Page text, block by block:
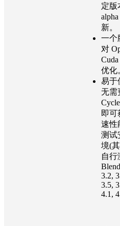
定版
新。
一个
对
优化
易于
无需
即可
速性
测试
境(
自行
3.2,
3.5,
4.1,